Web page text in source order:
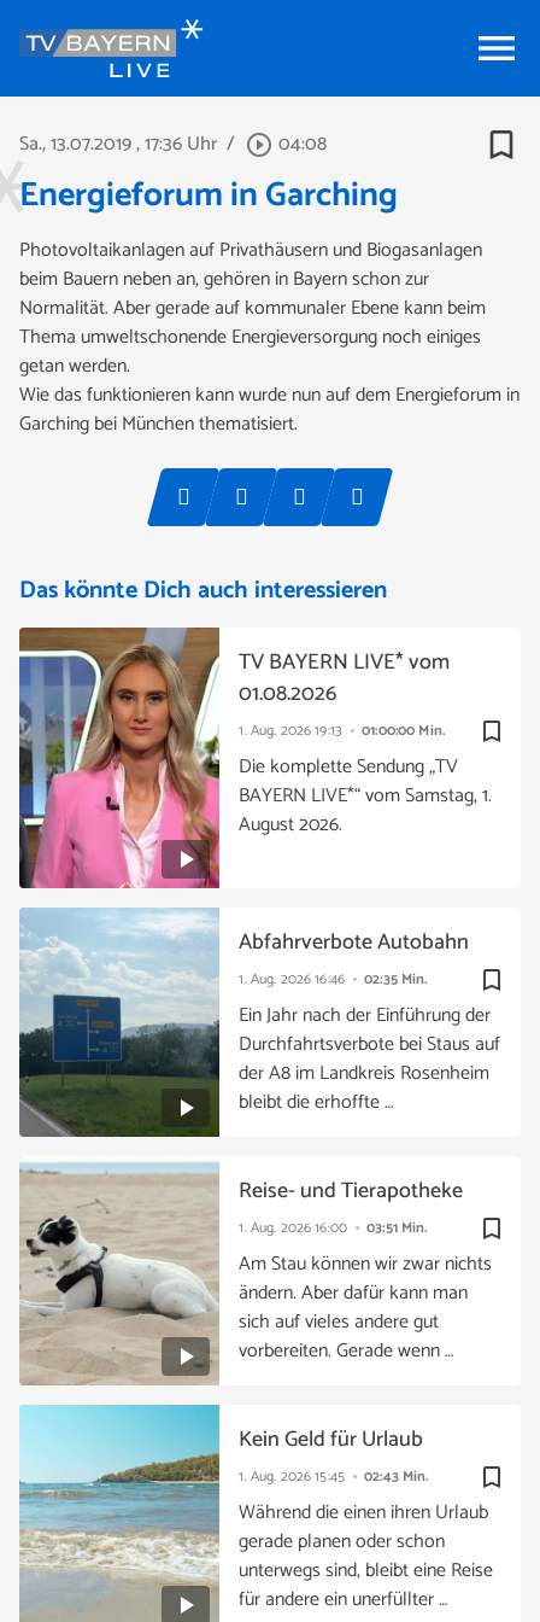
menu
Sa., 13.07.2019, 17:36 Uhr / play_circle_outline 04:08 bookmark_border
Energieforum in Garching
Photovoltaikanlagen auf Privathäusern und Biogasanlagen
beim Bauern neben an, gehören in Bayern schon zur
Normalität. Aber gerade auf kommunaler Ebene kann beim
Thema umweltschonende Energieversorgung noch einiges
getan werden.
Wie das funktionieren kann wurde nun auf dem Energieforum in
Garching bei München thematisiert.
Das könnte Dich auch interessieren
bookmark_border
1. Aug. 202619:13 01:00:00 Min.
TV BAYERN LIVE* vom
01.08.2026
Die komplette Sendung „TV
BAYERN LIVE*“ vom Samstag, 1.
August 2026.
bookmark_border
1. Aug. 202616:46 02:35 Min.
Abfahrverbote Autobahn
Ein Jahr nach der Einführung der
Durchfahrtsverbote bei Staus auf
der A8 im Landkreis Rosenheim
bleibt die erhoffte …
bookmark_border
1. Aug. 202616:00 03:51 Min.
Reise- und Tierapotheke
Am Stau können wir zwar nichts
ändern. Aber dafür kann man
sich auf vieles andere gut
vorbereiten. Gerade wenn …
bookmark_border
1. Aug. 202615:45 02:43 Min.
Kein Geld für Urlaub
Während die einen ihren Urlaub
gerade planen oder schon
unterwegs sind, bleibt eine Reise
für andere ein unerfüllter …